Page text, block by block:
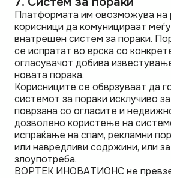
Платформата им овозможува на
корисници да комуницираат
внатрешен систем за пораки.
се испратат во врска со
огласувачот добива
новата порака.
Корисниците се обврзуваат да
системот за пораки исклучиво
поврзана со огласите и
дозволено користење на
испраќање на спам, рекламни
или навредливи содржини, или
злоупотреба.
ВОРТЕК ИНОВАТИОНС не